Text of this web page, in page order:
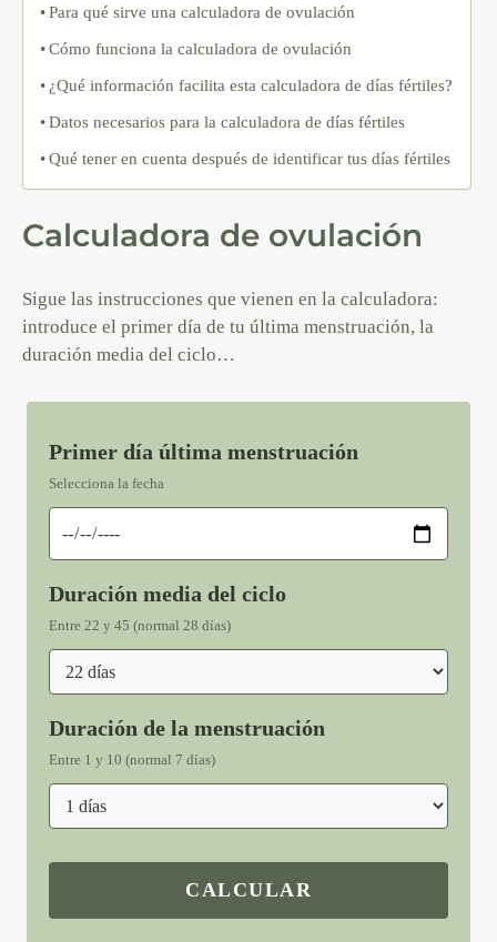
Para qué sirve una calculadora de ovulación
Cómo funciona la calculadora de ovulación
¿Qué información facilita esta calculadora de días fértiles?
Datos necesarios para la calculadora de días fértiles
Qué tener en cuenta después de identificar tus días fértiles
Calculadora de ovulación
Sigue las instrucciones que vienen en la calculadora:
introduce el primer día de tu última menstruación, la
duración media del ciclo…
Primer día última menstruación
Selecciona la fecha
Duración media del ciclo
Entre 22 y 45 (normal 28 días)
Duración de la menstruación
Entre 1 y 10 (normal 7 días)
CALCULAR